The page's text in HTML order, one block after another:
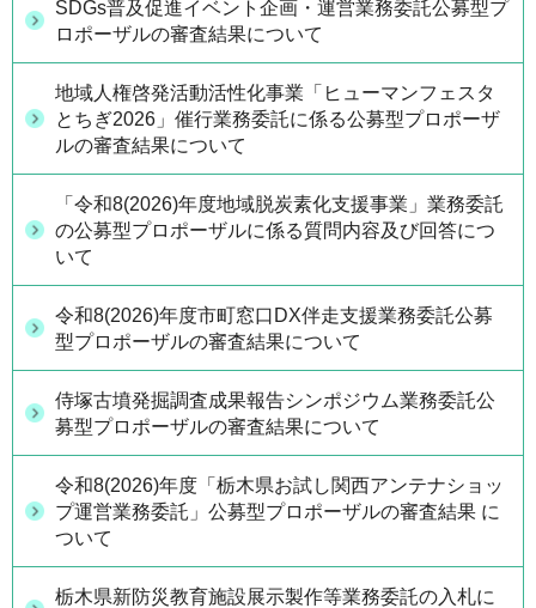
SDGs普及促進イベント企画・運営業務委託公募型プ
ロポーザルの審査結果について
地域人権啓発活動活性化事業「ヒューマンフェスタ
とちぎ2026」催行業務委託に係る公募型プロポーザ
ルの審査結果について
「令和8(2026)年度地域脱炭素化支援事業」業務委託
の公募型プロポーザルに係る質問内容及び回答につ
いて
令和8(2026)年度市町窓口DX伴走支援業務委託公募
型プロポーザルの審査結果について
侍塚古墳発掘調査成果報告シンポジウム業務委託公
募型プロポーザルの審査結果について
令和8(2026)年度「栃木県お試し関西アンテナショッ
プ運営業務委託」公募型プロポーザルの審査結果 に
ついて
栃木県新防災教育施設展示製作等業務委託の入札に